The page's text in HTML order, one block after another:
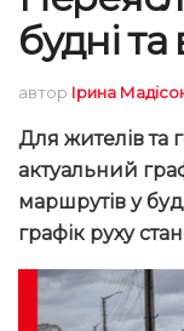
будні та
автор Ірина
Для жителів та
актуальний
маршрутів у
графік руху